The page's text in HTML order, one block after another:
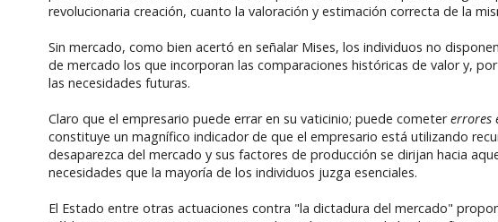
revolucionaria creación, cuanto la valoración y estimación correcta de la
Sin mercado, como bien acertó en señalar Mises, los individuos no
de mercado los que incorporan las comparaciones históricas de valor y,
las necesidades futuras.
Claro que el empresario puede errar en su vaticinio; puede cometererrores
constituye un magnífico indicador de que el empresario está utilizando
desaparezca del mercado y sus factores de producción se dirijan hacia
necesidades que la mayoría de los individuos juzga esenciales.
El Estado entre otras actuaciones contra "la dictadura del mercado"